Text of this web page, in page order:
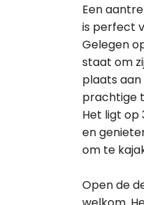
Een
is perfect
Gelegen
staat om
plaats
prachtige
Het ligt op
en
om te
Open de